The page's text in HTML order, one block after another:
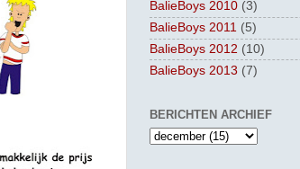
BalieBoys 2010 (3)
BalieBoys 2011 (5)
BalieBoys 2012 (10)
BalieBoys 2013 (7)
BERICHTEN ARCHIEF